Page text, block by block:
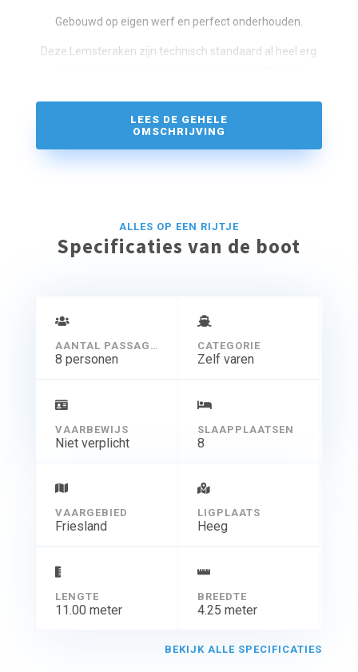
Gebouwd op eigen werf en perfect onderhouden.
Deze Lemsteraken zijn technisch standaard al heel erg
verrekijker, etc, en daarnaast ook voorzien van cd/dvd-
voorzien van een boordboek en/of instructiefilm welke u
ruim voor
boord. Martin en Harry Koekebakker helpen u graag
LEES DE GEHELE
OMSCHRIJVING
ALLES OP EEN RIJTJE
Specificaties van de boot
AANTAL PASSAGIERS
8 personen
CATEGORIE
Zelf varen
VAARBEWIJS
Niet verplicht
SLAAPPLAATSEN
8
VAARGEBIED
Friesland
LIGPLAATS
Heeg
LENGTE
11.00 meter
BREEDTE
4.25 meter
BEKIJK ALLE SPECIFICATIES